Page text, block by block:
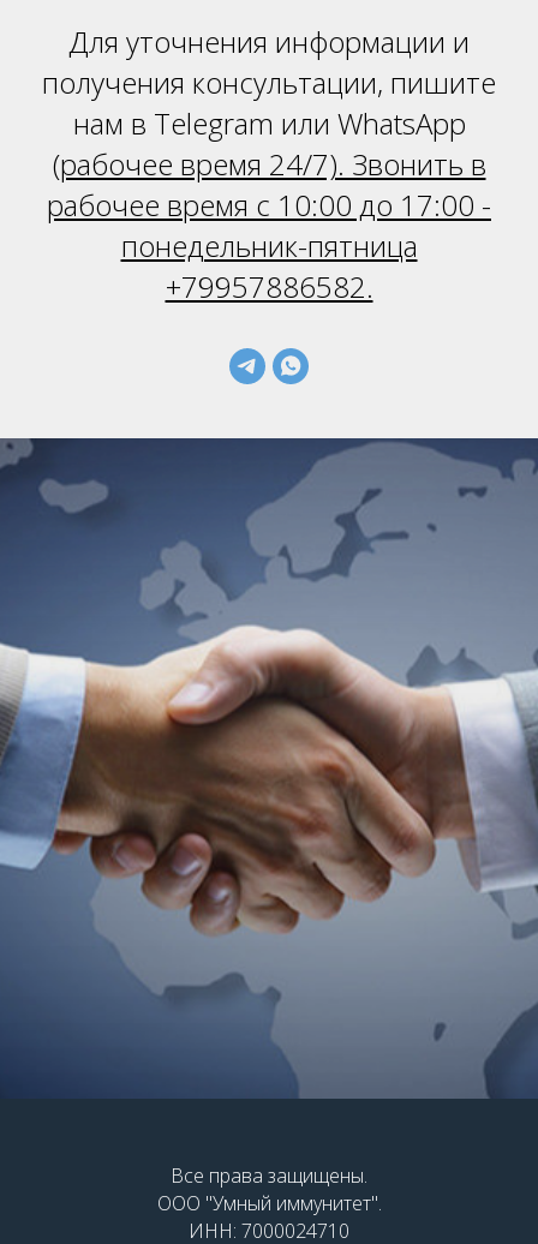
Для уточнения информации и
получения консультации, пишите
нам в Telegram или WhatsApp
(рабочее время 24/7). Звонить в
рабочее время с 10:00 до 17:00 -
понедельник-пятница
+79957886582.
Все права защищены.
ООО "Умный иммунитет".
ИНН: 7000024710